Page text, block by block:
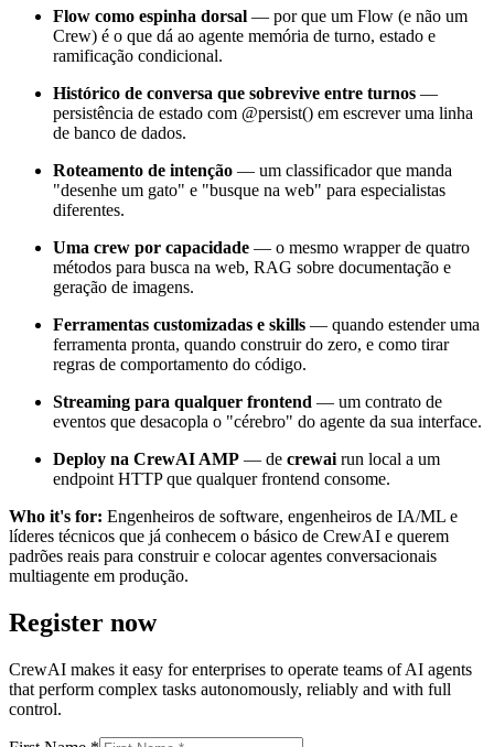
Flow como espinha dorsal — por que um Flow (e não um
Crew) é o que dá ao agente memória de turno, estado e
ramificação condicional.
Histórico de conversa que sobrevive entre turnos —
persistência de estado com @persist() em escrever uma linha
de banco de dados.
Roteamento de intenção — um classificador que manda
"desenhe um gato" e "busque na web" para especialistas
diferentes.
Uma crew por capacidade — o mesmo wrapper de quatro
métodos para busca na web, RAG sobre documentação e
geração de imagens.
Ferramentas customizadas e skills — quando estender uma
ferramenta pronta, quando construir do zero, e como tirar
regras de comportamento do código.
Streaming para qualquer frontend — um contrato de
eventos que desacopla o "cérebro" do agente da sua interface.
Deploy na CrewAI AMP — de crewai run local a um
endpoint HTTP que qualquer frontend consome.
Who it's for: Engenheiros de software, engenheiros de IA/ML e
líderes técnicos que já conhecem o básico de CrewAI e querem
padrões reais para construir e colocar agentes conversacionais
multiagente em produção.
Register now
CrewAI makes it easy for enterprises to operate teams of AI agents
that perform complex tasks autonomously, reliably and with full
control.